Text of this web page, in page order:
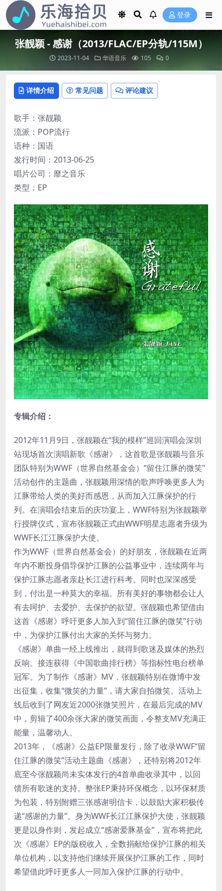
登录
张靓颖 - 感谢（2013/FLAC/EP分轨/115M）
2023-11-04 华语音乐 105 0
详情介绍 常见问题 评论建议
歌手：张靓颖
流派：POP流行
语种：国语
发行时间：2013-06-25
唱片公司：靡之音乐
类型：EP
专辑介绍：
2012年11月9日，张靓颖在“我的模样”巡回演唱会深圳
站现场首次演唱新歌《感谢》，这首歌是张靓颖与音乐
团队特别为WWF（世界自然基金会）“留住江豚的微笑”
活动创作的主题曲，张靓颖用深情的歌声呼唤更多人为
江豚带给人类的美好而感恩，从而加入江豚保护的行
列。在演唱会结束后的庆功宴上，WWF特别为张靓颖举
行授牌仪式，宣布张靓颖正式由WWF明星志愿者升级为
WWF长江江豚保护大使。
作为WWF（世界自然基金会）的好朋友，张靓颖在近两
年内不断投身倡导保护江豚的公益事业中，连续两年与
保护江豚志愿者亲赴长江进行科考。同时也深深感受
到，付出是一种莫大的幸福。所有美好的事物都会让人
有去呵护、去爱护、去保护的欲望。张靓颖也希望借由
这首《感谢》呼吁更多人加入到“留住江豚的微笑”行动
中，为保护江豚付出大家的关怀与努力。
《感谢》单曲一经上线推出，就得到歌迷及媒体的热烈
反响。接连获得《中国歌曲排行榜》等指标性电台榜单
冠军。为了制作《感谢》MV，张靓颖特别在微博中发
出征集，收集“微笑的力量”，请大家自拍微笑。活动上
线后收到了网友近2000张微笑照片，在最后完成的MV
中，剪辑了400余张大家的微笑画面，令整支MV充满正
能量，温馨动人。
2013年，《感谢》公益EP限量发行，除了收录WWF“留
住江豚的微笑”活动主题曲《感谢》，还特别将2012年
底至今张靓颖尚未实体发行的4首单曲收录其中，以回
馈所有歌迷的支持。整张EP秉持环保概念，以环保材质
为包装，特别附赠三张感谢明信卡，以鼓励大家积极传
递“感谢的力量”。身为WWF长江江豚保护大使，张靓颖
更是以身作则，发起成立“感谢爱豚基金”，宣布将把此
次《感谢》EP的版税收入，全数捐献给保护江豚的相关
单位机构，以支持他们继续开展保护江豚的工作，同时
希望借此呼吁更多人一同加入保护江豚的行动中。